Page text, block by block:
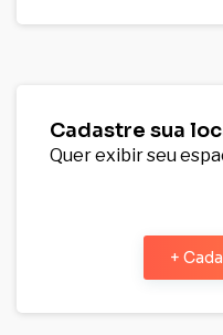
Cadastre sua
Quer exibir seu
+